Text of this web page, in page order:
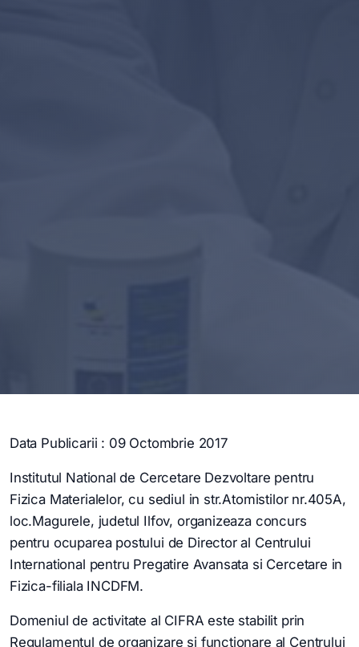
Data Publicarii : 09 Octombrie 2017
Institutul National de Cercetare Dezvoltare pentru
Fizica Materialelor, cu sediul in str.Atomistilor nr.405A,
loc.Magurele, judetul Ilfov, organizeaza concurs
pentru ocuparea postului de Director al Centrului
International pentru Pregatire Avansata si Cercetare in
Fizica-filiala INCDFM.
Domeniul de activitate al CIFRA este stabilit prin
Regulamentul de organizare si functionare al Centrului